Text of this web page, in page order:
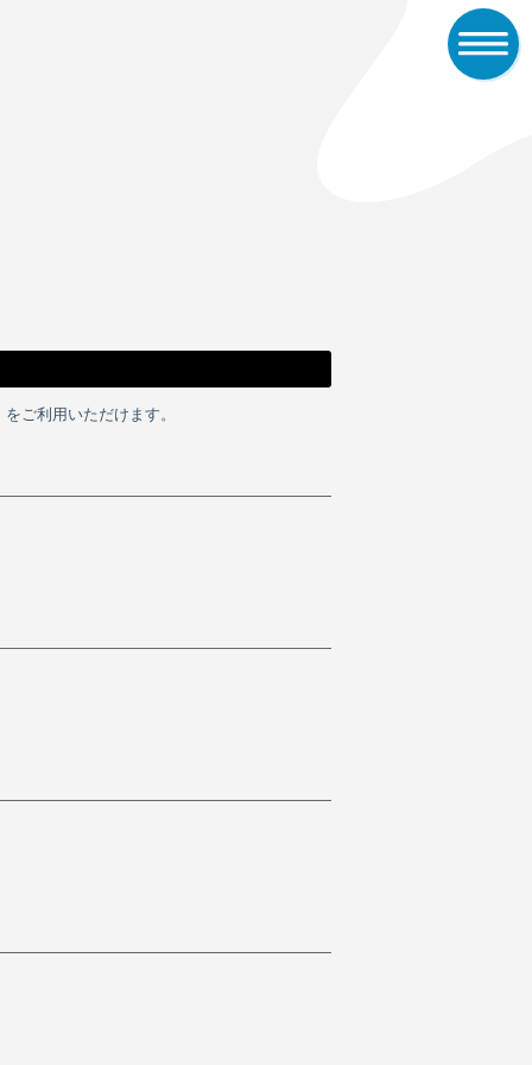
ご利用いただけます。